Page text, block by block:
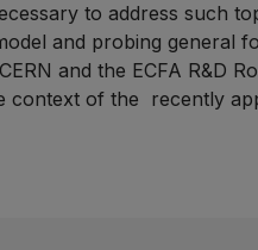
to address such
and probing general
and the ECFA R&D
context of the recently